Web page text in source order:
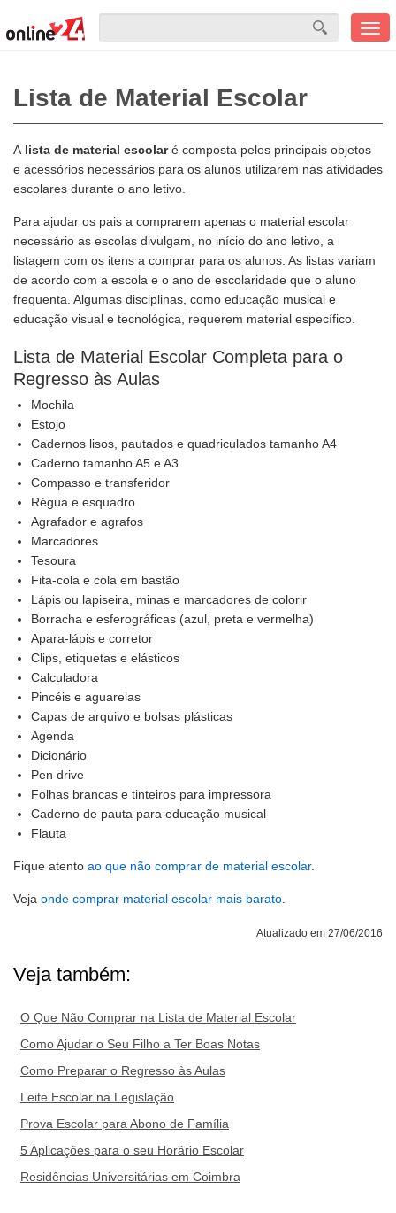
Lista de Material Escolar
A lista de material escolaré composta pelos principais objetos
e acessórios necessários para os alunos utilizarem nas atividades
escolares durante o ano letivo.
Para ajudar os pais a comprarem apenas o material escolar
necessário as escolas divulgam, no início do ano letivo, a
listagem com os itens a comprar para os alunos. As listas variam
de acordo com a escola e o ano de escolaridade que o aluno
frequenta. Algumas disciplinas, como educação musical e
educação visual e tecnológica, requerem material específico.
Lista de Material Escolar Completa para o
Regresso às Aulas
Mochila
Estojo
Cadernos lisos, pautados e quadriculados tamanho A4
Caderno tamanho A5 e A3
Compasso e transferidor
Régua e esquadro
Agrafador e agrafos
Marcadores
Tesoura
Fita-cola e cola em bastão
Lápis ou lapiseira, minas e marcadores de colorir
Borracha e esferográficas (azul, preta e vermelha)
Apara-lápis e corretor
Clips, etiquetas e elásticos
Calculadora
Pincéis e aguarelas
Capas de arquivo e bolsas plásticas
Agenda
Dicionário
Pen drive
Folhas brancas e tinteiros para impressora
Caderno de pauta para educação musical
Flauta
Fique atento ao que não comprar de material escolar.
Veja onde comprar material escolar mais barato
Atualizado em 27/06/2016
Veja também:
O Que Não Comprar na Lista de Material Escolar
Como Ajudar o Seu Filho a Ter Boas Notas
Como Preparar o Regresso às Aulas
Leite Escolar na Legislação
Prova Escolar para Abono de Família
5 Aplicações para o seu Horário Escolar
Residências Universitárias em Coimbra